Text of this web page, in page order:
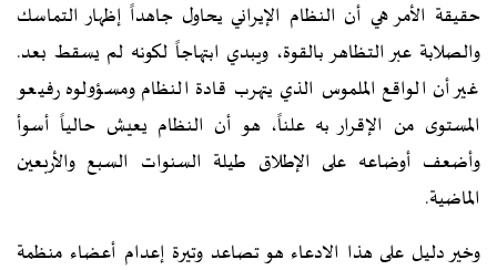
حقيقة الأمر هي أن النظام الإيراني يحاول جاهداً إظهار التماسك
والصلابة عبر التظاهر بالقوة، ويبدي ابتهاجاً لكونه لم يسقط بعد.
غير أن الواقع الملموس الذي يتهرب قادة النظام ومسؤولوه رفيعو
المستوى من الإقرار به علناً، هو أن النظام يعيش حالياً أسوأ
وأضعف أوضاعه على الإطلاق طيلة السنوات السبع والأربعين
الماضية.
وخير دليل على هذا الادعاء هو تصاعد وتيرة إعدام أعضاء منظمة